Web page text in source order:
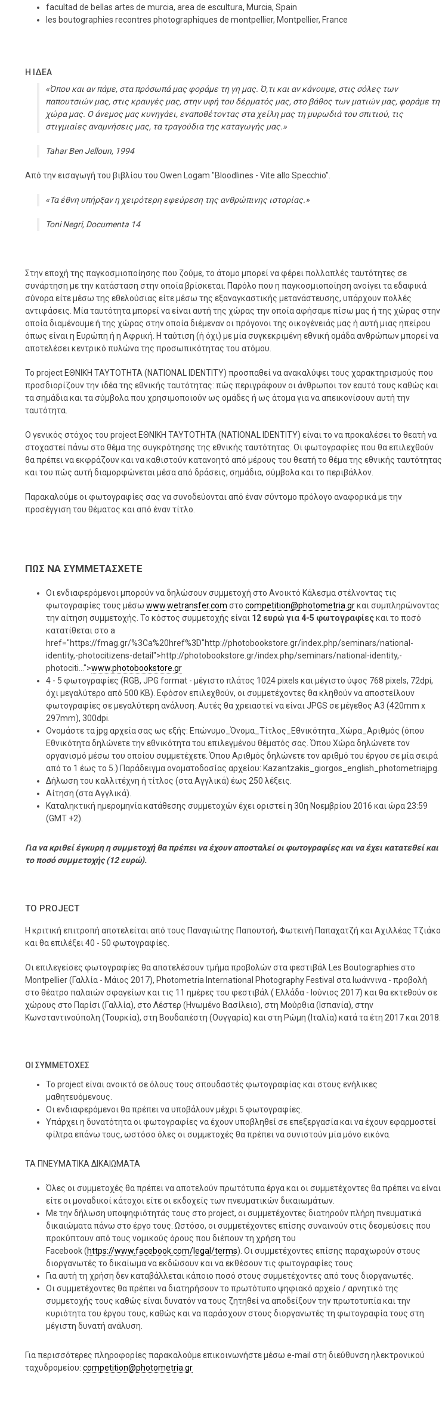
facultad de bellas artes de murcia, area de escultura, Murcia, Spain
les boutographies recontres photographiques de montpellier, Montpellier, France
Η ΙΔΕΑ
«Όπου και αν πάμε, στα πρόσωπά μας φοράμε τη γη μας. Ό,τι και αν κάνουμε, στις σόλες των
παπουτσιών μας, στις κραυγές μας, στην υφή του δέρματός μας, στο βάθος των ματιών μας, φοράμε τη
χώρα μας. Ο άνεμος μας κυνηγάει, εναποθέτοντας στα χείλη μας τη μυρωδιά του σπιτιού, τις
στιγμιαίες αναμνήσεις μας, τα τραγούδια της καταγωγής μας.»
Tahar Ben Jelloun, 1994
Από την εισαγωγή του βιβλίου του Owen Logam "Bloodlines - Vite allo Specchio".
«Τα έθνη υπήρξαν η χειρότερη εφεύρεση της ανθρώπινης ιστορίας.»
Toni Negri, Documenta 14
Στην εποχή της παγκοσμιοποίησης που ζούμε, το άτομο μπορεί να φέρει πολλαπλές ταυτότητες σε
συνάρτηση με την κατάσταση στην οποία βρίσκεται. Παρόλο που η παγκοσμιοποίηση ανοίγει τα εδαφικά
σύνορα είτε μέσω της εθελούσιας είτε μέσω της εξαναγκαστικής μετανάστευσης, υπάρχουν πολλές
αντιφάσεις. Μία ταυτότητα μπορεί να είναι αυτή της χώρας την οποία αφήσαμε πίσω μας ή της χώρας στην
οποία διαμένουμε ή της χώρας στην οποία διέμεναν οι πρόγονοι της οικογένειάς μας ή αυτή μιας ηπείρου
όπως είναι η Ευρώπη ή η Αφρική. Η ταύτιση (ή όχι) με μία συγκεκριμένη εθνική ομάδα ανθρώπων μπορεί να
αποτελέσει κεντρικό πυλώνα της προσωπικότητας του ατόμου.
Το project ΕΘΝΙΚΗ ΤΑΥΤΟΤΗΤΑ (NATIONAL IDENTITY) προσπαθεί να ανακαλύψει τους χαρακτηρισμούς που
προσδιορίζουν την ιδέα της εθνικής ταυτότητας: πώς περιγράφουν οι άνθρωποι τον εαυτό τους καθώς και
τα σημάδια και τα σύμβολα που χρησιμοποιούν ως ομάδες ή ως άτομα για να απεικονίσουν αυτή την
ταυτότητα.
Ο γενικός στόχος του project ΕΘΝΙΚΗ ΤΑΥΤΟΤΗΤΑ (NATIONAL IDENTITY) είναι το να προκαλέσει το θεατή να
στοχαστεί πάνω στο θέμα της συγκρότησης της εθνικής ταυτότητας. Οι φωτογραφίες που θα επιλεχθούν
θα πρέπει να εκφράζουν και να καθιστούν κατανοητό από μέρους του θεατή το θέμα της εθνικής ταυτότητας
και του πώς αυτή διαμορφώνεται μέσα από δράσεις, σημάδια, σύμβολα και το περιβάλλον.
Παρακαλούμε οι φωτογραφίες σας να συνοδεύονται από έναν σύντομο πρόλογο αναφορικά με την
προσέγγιση του θέματος και από έναν τίτλο.
ΠΩΣ ΝΑ ΣΥΜΜΕΤΑΣΧΕΤΕ
Οι ενδιαφερόμενοι μπορούν να δηλώσουν συμμετοχή στο Ανοικτό Κάλεσμα στέλνοντας τις
φωτογραφίες τους μέσω www.wetransfer.com στο competition@photometria.grκαι συμπληρώνοντας
την αίτηση συμμετοχής. Το κόστος συμμετοχής είναι 12 ευρώ για 4-5 φωτογραφίεςκαι το ποσό
κατατίθεται στο a
href="https://fmag.gr/%3Ca%20href%3D"http://photobookstore.gr/index.php/seminars/national-
identity,-photocitizens-detail">http://photobookstore.gr/index.php/seminars/national-identity,-
photociti...">www.photobookstore.gr
4 - 5 φωτογραφίες (RGB, JPG format - μέγιστο πλάτος 1024 pixels και μέγιστο ύψος 768 pixels, 72dpi,
όχι μεγαλύτερο από 500 KB). Εφόσον επιλεχθούν, οι συμμετέχοντες θα κληθούν να αποστείλουν
φωτογραφίες σε μεγαλύτερη ανάλυση. Αυτές θα χρειαστεί να είναι JPGS σε μέγεθος A3 (420mm x
297mm), 300dpi.
Ονομάστε τα jpg αρχεία σας ως εξής: Επώνυμο_Όνομα_Τίτλος_Εθνικότητα_Χώρα_Αριθμός (όπου
Εθνικότητα δηλώνετε την εθνικότητα του επιλεγμένου θέματός σας. Όπου Χώρα δηλώνετε τον
οργανισμό μέσω του οποίου συμμετέχετε. Όπου Αριθμός δηλώνετε τον αριθμό του έργου σε μία σειρά
από το 1 έως το 5.) Παράδειγμα ονοματοδοσίας αρχείου: Kazantzakis_giorgos_english_photometriajpg.
Δήλωση του καλλιτέχνη ή τίτλος (στα Αγγλικά) έως 250 λέξεις.
Αίτηση (στα Αγγλικά).
Καταληκτική ημερομηνία κατάθεσης συμμετοχών έχει οριστεί η 30η Νοεμβρίου 2016 και ώρα 23:59
(GMT +2).
Για να κριθεί έγκυρη η συμμετοχή θα πρέπει να έχουν αποσταλεί οι φωτογραφίες και να έχει κατατεθεί και
το ποσό συμμετοχής (12 ευρώ).
ΤΟ PROJECT
Η κριτική επιτροπή αποτελείται από τους Παναγιώτης Παπουτσή, Φωτεινή Παπαχατζή και Αχιλλέας Τζιάκο
και θα επιλέξει 40 - 50 φωτογραφίες.
Οι επιλεγείσες φωτογραφίες θα αποτελέσουν τμήμα προβολών στα φεστιβάλ Les Boutographies στο
Montpellier (Γαλλία - Μάιος 2017), Photometria International Photography Festival στα Ιωάννινα - προβολή
στο θέατρο παλαιών σφαγείων και τις 11 ημέρες του φεστιβάλ ( Ελλάδα - Ιούνιος 2017) και θα εκτεθούν σε
χώρους στο Παρίσι (Γαλλία), στο Λέστερ (Ηνωμένο Βασίλειο), στη Μούρθια (Ισπανία), στην
Κωνσταντινούπολη (Τουρκία), στη Βουδαπέστη (Ουγγαρία) και στη Ρώμη (Ιταλία) κατά τα έτη 2017 και 2018.
ΟΙ ΣΥΜΜΕΤΟΧΕΣ
Το project είναι ανοικτό σε όλους τους σπουδαστές φωτογραφίας και στους ενήλικες
μαθητευόμενους.
Οι ενδιαφερόμενοι θα πρέπει να υποβάλουν μέχρι 5 φωτογραφίες.
Υπάρχει η δυνατότητα οι φωτογραφίες να έχουν υποβληθεί σε επεξεργασία και να έχουν εφαρμοστεί
φίλτρα επάνω τους, ωστόσο όλες οι συμμετοχές θα πρέπει να συνιστούν μία μόνο εικόνα.
ΤΑ ΠΝΕΥΜΑΤΙΚΑ ΔΙΚΑΙΩΜΑΤΑ
Όλες οι συμμετοχές θα πρέπει να αποτελούν πρωτότυπα έργα και οι συμμετέχοντες θα πρέπει να είναι
είτε οι μοναδικοί κάτοχοι είτε οι εκδοχείς των πνευματικών δικαιωμάτων.
Με την δήλωση υποψηφιότητάς τους στο project, οι συμμετέχοντες διατηρούν πλήρη πνευματικά
δικαιώματα πάνω στο έργο τους. Ωστόσο, οι συμμετέχοντες επίσης συναινούν στις δεσμεύσεις που
προκύπτουν από τους νομικούς όρους που διέπουν τη χρήση του
Facebook (https://www.facebook.com/legal/terms). Οι συμμετέχοντες επίσης παραχωρούν στους
διοργανωτές το δικαίωμα να εκδώσουν και να εκθέσουν τις φωτογραφίες τους.
Για αυτή τη χρήση δεν καταβάλλεται κάποιο ποσό στους συμμετέχοντες από τους διοργανωτές.
Οι συμμετέχοντες θα πρέπει να διατηρήσουν το πρωτότυπο ψηφιακό αρχείο / αρνητικό της
συμμετοχής τους καθώς είναι δυνατόν να τους ζητηθεί να αποδείξουν την πρωτοτυπία και την
κυριότητα του έργου τους, καθώς και να παράσχουν στους διοργανωτές τη φωτογραφία τους στη
μέγιστη δυνατή ανάλυση.
Για περισσότερες πληροφορίες παρακαλούμε επικοινωνήστε μέσω e-mail στη διεύθυνση ηλεκτρονικού
ταχυδρομείου: competition@photometria.gr